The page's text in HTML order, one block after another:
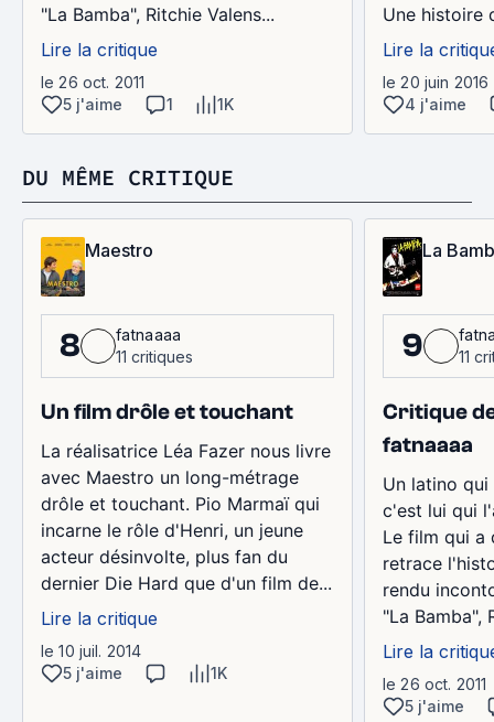
"La Bamba", Ritchie Valens...
Lire la critique
le 26 oct. 2011
5 j'aime
1 1K
Une histoire
Lire la
le 20 juin 2016
4 j'aime
DU MÊME CRITIQUE
Maestro
8
fatnaaaa
11 critiques
Un film drôle et touchant
La réalisatrice Léa Fazer nous livre
avec Maestro un long-métrage
drôle et touchant. Pio Marmaï qui
incarne le rôle d'Henri, un jeune
acteur désinvolte, plus fan du
dernier Die Hard que d'un film de...
Lire la critique
le 10 juil. 2014
5 j'aime
1K
La
9
11
Critique
fatnaaaa
Un latino
c'est lui qui
Le film qui a
retrace
rendu
"La Bamba",
Lire la
le 26 oct. 2011
5 j'aime